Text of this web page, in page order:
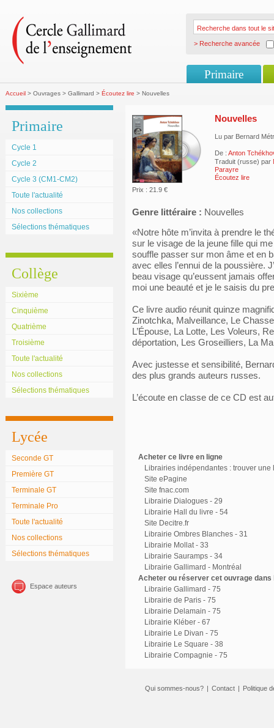
> Recherche avancée
Primaire
Accueil > Ouvrages > Gallimard > Écoutez lire > Nouvelles
Primaire
Cycle 1
Cycle 2
Cycle 3 (CM1-CM2)
Toute l'actualité
Nos collections
Sélections thématiques
Collège
Sixième
Cinquième
Quatrième
Troisième
Toute l'actualité
Nos collections
Sélections thématiques
Lycée
Seconde GT
Première GT
Terminale GT
Terminale Pro
Toute l'actualité
Nos collections
Sélections thématiques
Espace auteurs
Prix : 21.9 €
Nouvelles
Lu par Bernard
De : Anton
Traduit (russe) par
Parayre
Écoutez lire
Genre littéraire : Nouvelles
«Notre hôte m’invita à prendre le
sur le visage de la jeune fille qui
souffle passer sur mon âme et en
avec elles l’ennui de la poussière.
beau visage qu’eussent jamais
moi une beauté et je le saisis du
Ce livre audio réunit quinze
Zinotchka, Malveillance, Le
L’Épouse, La Lotte, Les Voleurs,
déportation, Les Groseilliers, La
Avec justesse et sensibilité,
des plus grands auteurs russes.
L’écoute en classe de ce CD est
Acheter ce livre en ligne
Librairies indépendantes : trouver une
Site ePagine
Site fnac.com
Librairie Dialogues - 29
Librairie Hall du livre - 54
Site Decitre.fr
Librairie Ombres Blanches - 31
Librairie Mollat - 33
Librairie Sauramps - 34
Librairie Gallimard - Montréal
Acheter ou réserver cet ouvrage
Librairie Gallimard - 75
Librairie de Paris - 75
Librairie Delamain - 75
Librairie Kléber - 67
Librairie Le Divan - 75
Librairie Le Square - 38
Librairie Compagnie - 75
Qui sommes-nous? | Contact | Politique